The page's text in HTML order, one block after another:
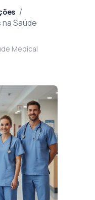
/
Saúde
Medical